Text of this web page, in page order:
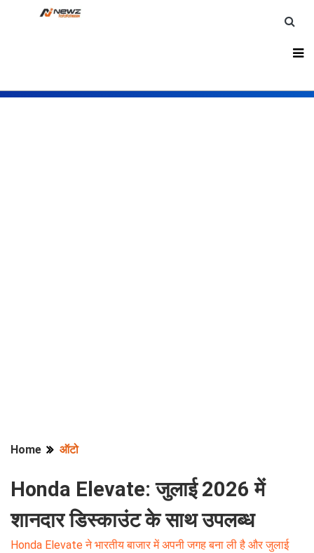
Home ऑटो
Honda Elevate: जुलाई 2026 में
शानदार डिस्काउंट के साथ उपलब्ध
Honda Elevate ने भारतीय बाजार में अपनी जगह बना ली है और जुलाई